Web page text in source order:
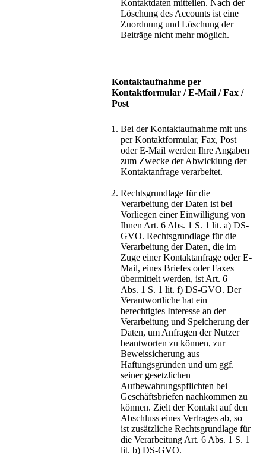
Kontaktdaten mitteilen. Nach der
Löschung des Accounts ist eine
Zuordnung und Löschung der
Beiträge nicht mehr möglich.
Kontaktaufnahme per
Kontaktformular / E-Mail / Fax /
Post
Bei der Kontaktaufnahme mit uns
per Kontaktformular, Fax, Post
oder E-Mail werden Ihre Angaben
zum Zwecke der Abwicklung der
Kontaktanfrage verarbeitet.
Rechtsgrundlage für die
Verarbeitung der Daten ist bei
Vorliegen einer Einwilligung von
Ihnen Art. 6 Abs. 1 S. 1 lit. a) DS-
GVO. Rechtsgrundlage für die
Verarbeitung der Daten, die im
Zuge einer Kontaktanfrage oder E-
Mail, eines Briefes oder Faxes
übermittelt werden, ist Art. 6
Abs. 1 S. 1 lit. f) DS-GVO. Der
Verantwortliche hat ein
berechtigtes Interesse an der
Verarbeitung und Speicherung der
Daten, um Anfragen der Nutzer
beantworten zu können, zur
Beweissicherung aus
Haftungsgründen und um ggf.
seiner gesetzlichen
Aufbewahrungspflichten bei
Geschäftsbriefen nachkommen zu
können. Zielt der Kontakt auf den
Abschluss eines Vertrages ab, so
ist zusätzliche Rechtsgrundlage für
die Verarbeitung Art. 6 Abs. 1 S. 1
lit. b) DS-GVO.